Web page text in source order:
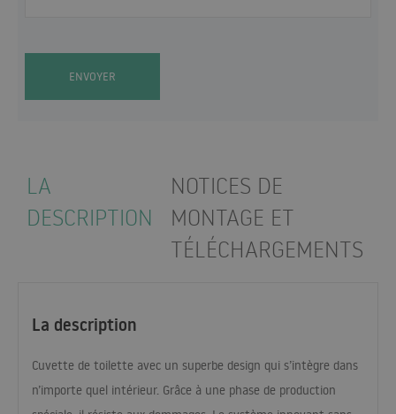
ENVOYER
LA
DESCRIPTION
NOTICES DE
MONTAGE ET
TÉLÉCHARGEMENTS
La description
Cuvette de toilette avec un superbe design qui s’intègre dans
n’importe quel intérieur. Grâce à une phase de production